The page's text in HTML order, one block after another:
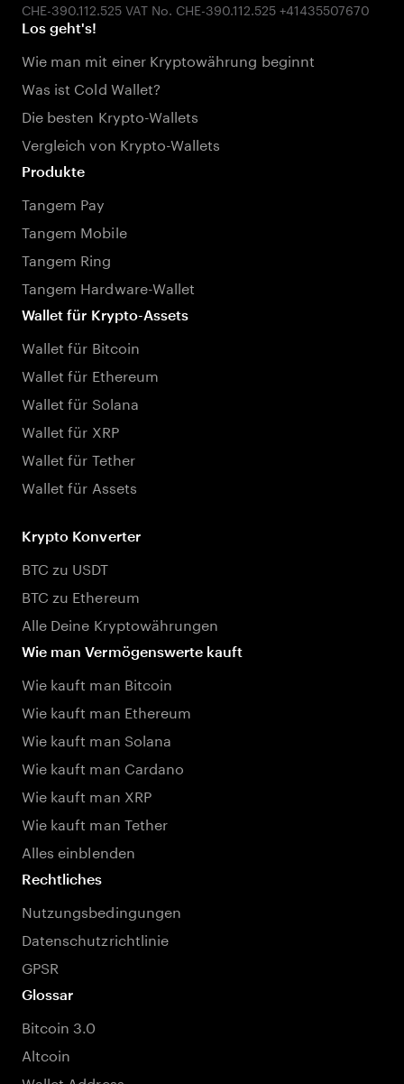
Los geht's!
Wie man mit einer Kryptowährung beginnt
Was ist Cold Wallet?
Die besten Krypto-Wallets
Vergleich von Krypto-Wallets
Produkte
Tangem Pay
Tangem Mobile
Tangem Ring
Tangem Hardware-Wallet
Wallet für Krypto-Assets
Wallet für Bitcoin
Wallet für Ethereum
Wallet für Solana
Wallet für XRP
Wallet für Tether
Wallet für Assets
Krypto Konverter
BTC zu USDT
BTC zu Ethereum
Alle Deine Kryptowährungen
Wie man Vermögenswerte kauft
Wie kauft man Bitcoin
Wie kauft man Ethereum
Wie kauft man Solana
Wie kauft man Cardano
Wie kauft man XRP
Wie kauft man Tether
Alles einblenden
Rechtliches
Nutzungsbedingungen
Datenschutzrichtlinie
GPSR
Glossar
Bitcoin 3.0
Altcoin